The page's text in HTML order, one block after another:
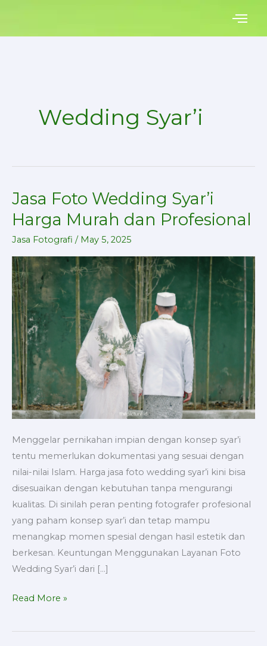
content
Wedding Syar’i
Jasa Foto Wedding Syar’i
Harga Murah dan Profesional
Jasa Fotografi / May 5, 2025
Menggelar pernikahan impian dengan konsep syar’i
tentu memerlukan dokumentasi yang sesuai dengan
nilai-nilai Islam. Harga jasa foto wedding syar’i kini bisa
disesuaikan dengan kebutuhan tanpa mengurangi
kualitas. Di sinilah peran penting fotografer profesional
yang paham konsep syar’i dan tetap mampu
menangkap momen spesial dengan hasil estetik dan
berkesan. Keuntungan Menggunakan Layanan Foto
Wedding Syar’i dari […]
Jasa
Foto
Wedding
Syar’i
Harga
Murah
dan
Profesional
Read More »